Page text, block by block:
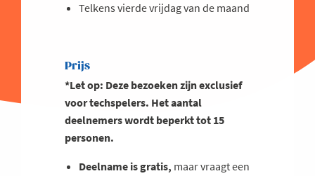
Telkens vierde vrijdag van de maand
Prijs
*Let op: Deze bezoeken zijn exclusief
voor techspelers. Het aantal
deelnemers wordt beperkt tot 15
personen.
Deelname is gratis, maar vraagt een